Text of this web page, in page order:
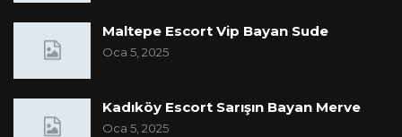
Maltepe Escort Vip Bayan Sude
Oca 5, 2025
Kadıköy Escort Sarışın Bayan Merve
Oca 5, 2025